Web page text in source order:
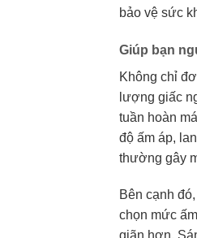
bảo vệ sức
Giúp bạn
Không chỉ
lượng giấc
tuần hoàn
độ ấm áp,
thường gây
Bên cạnh
chọn mức